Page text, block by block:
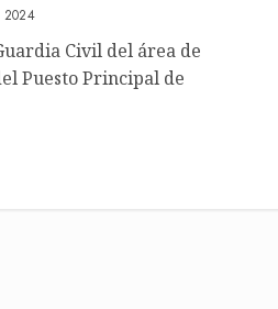
2024
Civil del área de
Puesto Principal de